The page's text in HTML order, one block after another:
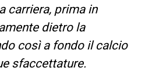
carriera, prima in
dietro la
così a fondo il calcio
sfaccettature.